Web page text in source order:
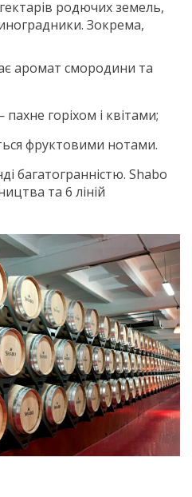
родючих земель,
Зокрема,
аромат смородини та
горіхом і квітами;
фруктовими нотами.
багатогранністю. Shabo
та 6 ліній